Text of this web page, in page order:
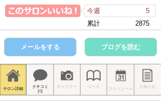
今週
5
累計
2875
メールをする ブログを読む
サロン詳細
クチコミ
(0)
ギャラリー コース スケジュール お知らせ